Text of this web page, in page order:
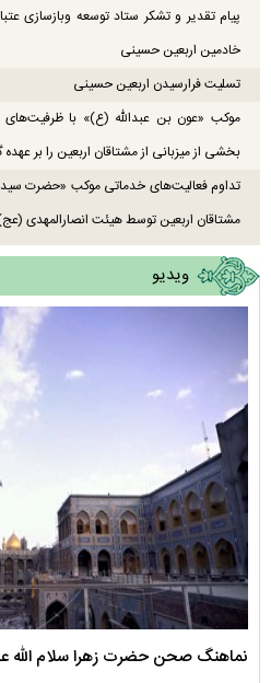
پیام تقدیر و تشکر ستاد توسعه وبازسازی
خادمین اربعین حسینی
تسلیت فرارسیدن اربعین حسینی
موکب «عون بن عبدالله (ع)» با
بخشی از میزبانی از مشتاقان اربعین را بر
مشتاقان اربعین توسط هیئت انصارالمهدی
ویدیو
نماهنگ صحن حضرت زهرا سلام الله